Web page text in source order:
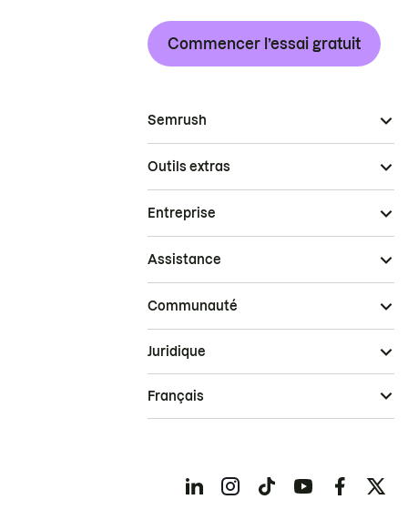
Commencer l’essai gratuit
Semrush
Outils extras
Entreprise
Assistance
Communauté
Juridique
Français